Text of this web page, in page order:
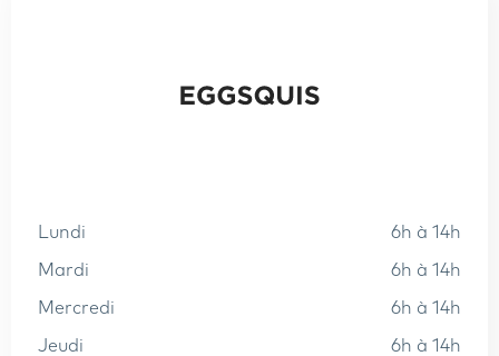
lundi 6h à 14h
mardi 6h à 14h
mercredi 6h à 14h
jeudi 6h à 14h